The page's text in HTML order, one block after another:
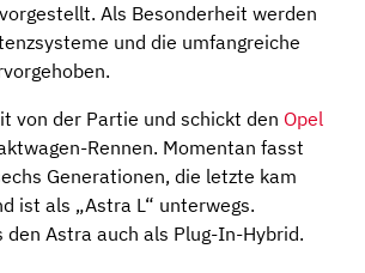
Als Besonderheit werden
und die umfangreiche
von der Partie und schickt den Opel
Rennen. Momentan fasst
Generationen, die letzte kam
ist als „Astra L“ unterwegs.
den Astra auch als Plug-In-Hybrid.